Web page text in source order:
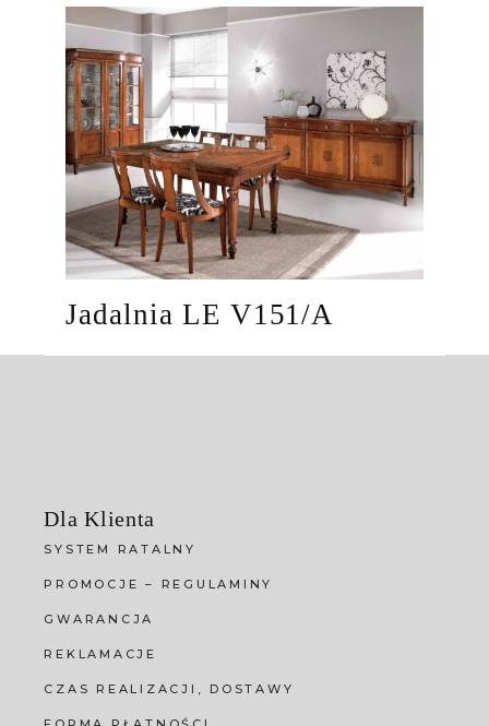
Jadalnia LE V151/A
Dla Klienta
SYSTEM RATALNY
PROMOCJE – REGULAMINY
GWARANCJA
REKLAMACJE
CZAS REALIZACJI, DOSTAWY